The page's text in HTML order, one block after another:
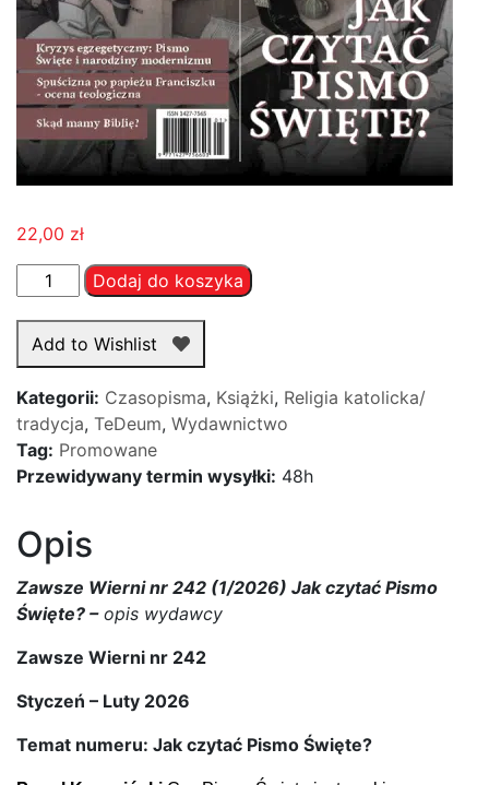
22,00 zł
ilość
Zawsze
Wierni
(1/2026)
-
Jak
czytać
Święte?
Dodaj do koszyka
Add to Wishlist
Kategorii: Czasopisma, Książki, Religia katolicka/
tradycja, TeDeum, Wydawnictwo
Tag: Promowane
Przewidywany termin wysyłki: 48h
Opis
Zawsze Wierni nr 242 (1/2026) Jak czytać Pismo
Święte? –opis wydawcy
Zawsze Wierni nr 242
Styczeń – Luty 2026
Temat numeru: Jak czytać Pismo Święte?